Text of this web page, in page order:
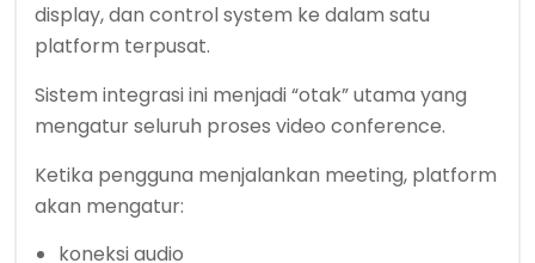
display, dan control system ke dalam satu
platform terpusat.
Sistem integrasi ini menjadi “otak” utama yang
mengatur seluruh proses video conference.
Ketika pengguna menjalankan meeting, platform
akan mengatur:
koneksi audio